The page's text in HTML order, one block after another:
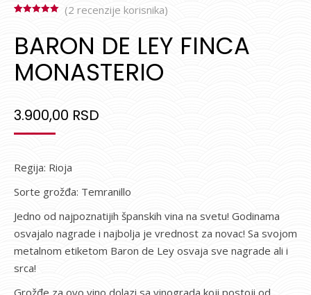
BARON DE LEY FINCA
MONASTERIO
3.900,00 RSD
osnovu
ocene kupca
(2 recenzije korisnika)
Regija: Rioja
Sorte grožđa: Temranillo
Jedno od najpoznatijih španskih vina na svetu! Godinama
osvajalo nagrade i najbolja je vrednost za novac! Sa svojom
metalnom etiketom Baron de Ley osvaja sve nagrade ali i
srca!
Grožđe za ovo vino dolazi sa vinograda koji postoji od